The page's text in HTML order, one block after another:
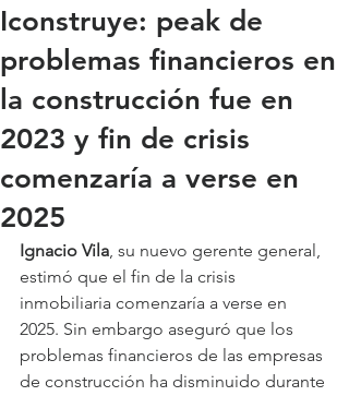
Iconstruye: peak de
problemas financieros en
la construcción fue en
2023 y fin de crisis
comenzaría a verse en
2025
Ignacio Vila, su nuevo gerente general,
estimó que el fin de la crisis
inmobiliaria comenzaría a verse en
2025. Sin embargo aseguró que los
problemas financieros de las empresas
de construcción ha disminuido durante